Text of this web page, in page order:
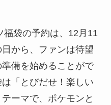
福袋の予約は、12月11
から、ファンは待望
備を始めることがで
「とびだせ！楽しい
ーマで、ポケモンと